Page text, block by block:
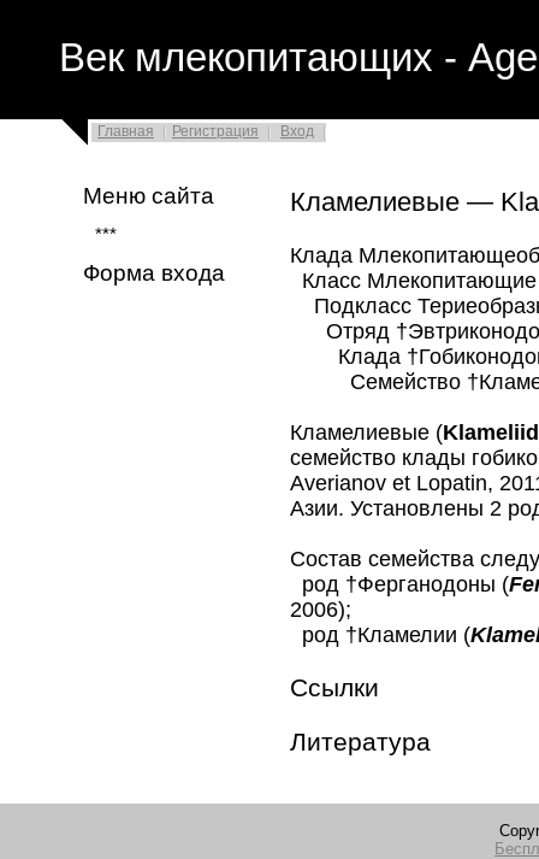
Век млекопитающих -
Главная Регистрация Вход
Меню сайта
***
Форма входа
Кламелиевые —
Клада
Класс
Подкласс
Отряд
Клада
Семейство
Кламелиевые (
семейство клады
Averianov et Lopatin,
Азии. Установлены 2
Состав семейства
род †Ферганодоны (
2006);
род †Кламелии (
Ссылки
Литература